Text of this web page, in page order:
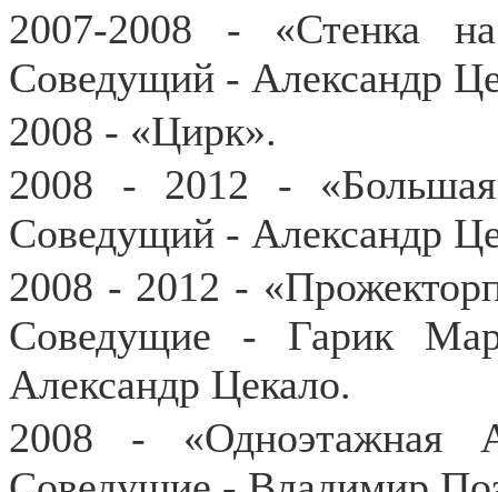
2007-2008 - «Стенка
Соведущий - Александр
2008 - «Цирк».
2008 - 2012 -
Соведущий - Александр
2008 - 2012 -
Соведущие - Гарик
Александр Цекало.
2008 - «Одноэтажная